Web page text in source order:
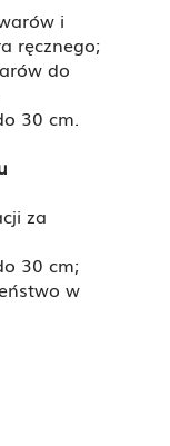
i
ręcznego;
do
30 cm.
za
30 cm;
w